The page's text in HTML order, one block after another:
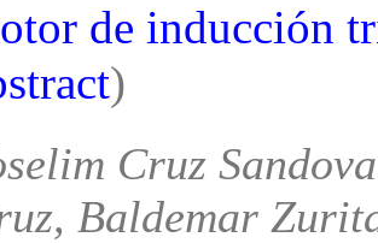
de inducción
)
Cruz
Baldemar